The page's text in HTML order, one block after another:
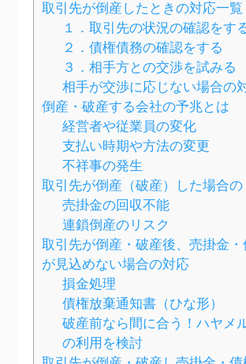
取引先が倒産したときの対応一覧
１．取引先の状況の確認をす
２．債権債務の確認をする
３．相手方との交渉を試みる
相手が交渉に応じない場合の
倒産・破産する会社の予兆とは
経営者や従業員の変化
支払い時期や方法の変更
不祥事の発生
取引先が倒産（破産）した場合の
売掛金の回収不能
連鎖倒産のリスク
取引先が倒産・破産後、売掛金・
が見込めない場合の対応
損金処理
債権放棄通知書（ひな形）
破産前なら間に合う！ハヤメ
の利用を検討